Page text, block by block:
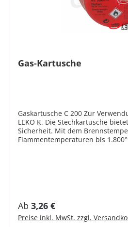
Gas-Kartusche
Gaskartusche C 200 Zur
LEKO K. Die Stechkartusche bietet ein hohes Maß an
Sicherheit. Mit dem
Flammentemperaturen bis
in die Hände von Kindern
Gebrauch Kennzeichnungsetikett
Hitze / Funken / offener Flamme /
Regulärer Preis:
Ab 3,26 €
Preise inkl. MwSt. zzgl.